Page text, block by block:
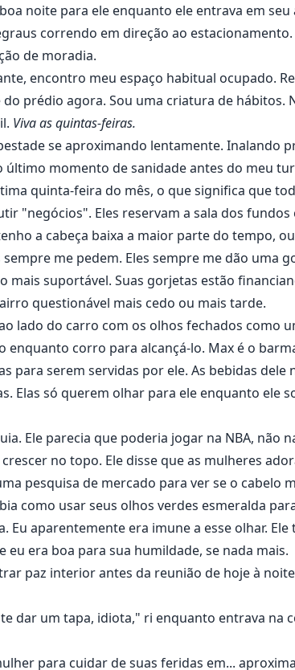
noite para ele enquanto ele entrava em
correndo em direção ao
de moradia.
encontro meu espaço habitual ocupado.
prédio agora. Sou uma criatura de hábitos.
Viva as quintas-feiras.
se aproximando lentamente. Inalando
momento de sanidade antes do meu
quinta-feira do mês, o que significa que
"negócios". Eles reservam a sala dos
a cabeça baixa a maior parte do tempo,
me pedem. Eles sempre me dão uma
suportável. Suas gorjetas estão
questionável mais cedo ou mais tarde.
lado do carro com os olhos fechados como
enquanto corro para alcançá-lo. Max é o
para serem servidas por ele. As bebidas dele
Elas só querem olhar para ele enquanto ele
Ele parecia que poderia jogar na NBA, não
no topo. Ele disse que as mulheres
pesquisa de mercado para ver se o cabelo
como usar seus olhos verdes esmeralda
Eu aparentemente era imune a esse olhar.
eu era boa para sua humildade, se nada mais.
paz interior antes da reunião de hoje à
dar um tapa, idiota," ri enquanto entrava na
para cuidar de suas feridas em...